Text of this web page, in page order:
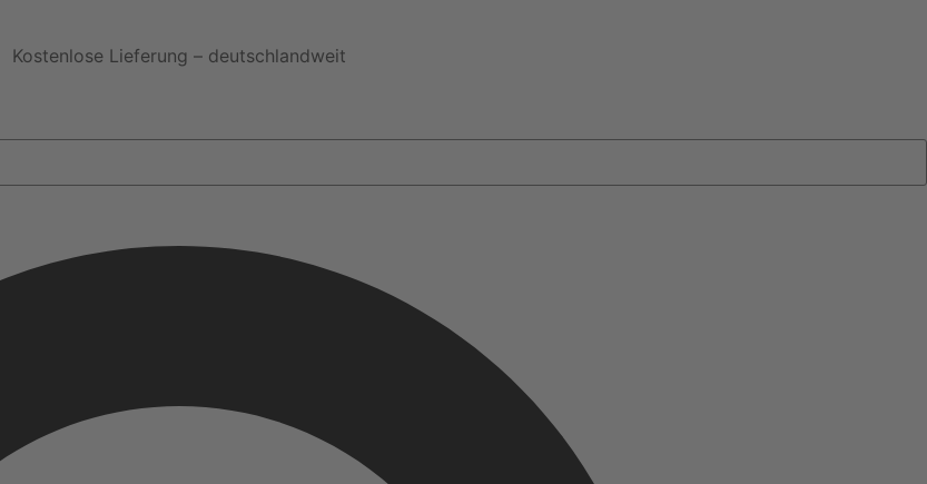
Kostenlose Lieferung – deutschlandweit